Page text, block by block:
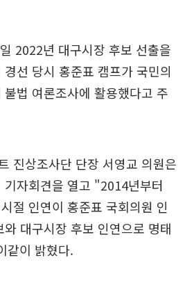
2022년 대구시장 후보 선출을
선 당시 홍준표 캠프가 국민의
법 여론조사에 활용했다고 주
진상조사단 단장 서영교 의원은
기자회견을 열고 "2014년부터
절 인연이 홍준표 국회의원 인
대구시장 후보 인연으로 명태
같이 밝혔다.